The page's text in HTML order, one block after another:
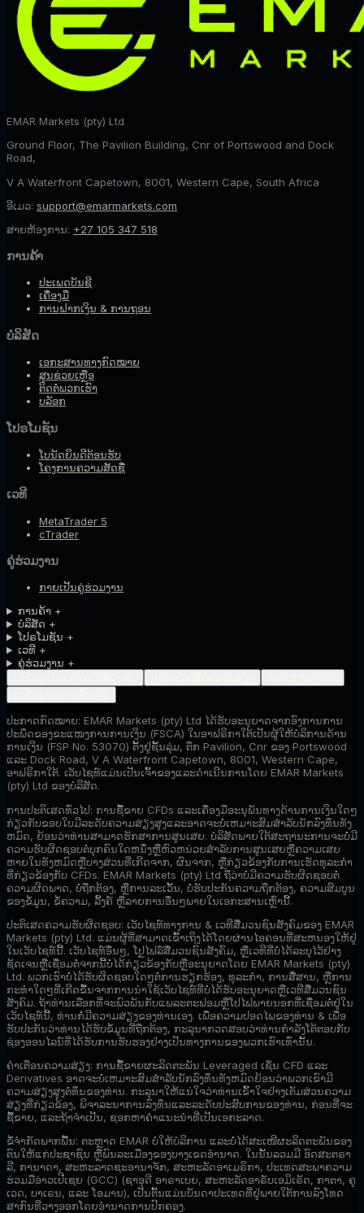
EMAR Markets (pty) Ltd
Ground Floor, The Pavilion Building, Cnr of Portswood and Dock
Road,
V A Waterfront Capetown, 8001, Western Cape, South Africa
ອີເມວ: support@emarmarkets.com
ສາຍຫ້ອງການ: +27 105 347 518
ການຄ້າ
ປະເພດບັນຊີ
ເຄື່ອງມື
ການຝາກເງິນ & ການຖອນ
ບໍລິສັດ
ເອກະສານທາງກົດໝາຍ
ສູນຊ່ວຍເຫຼືອ
ຕິດຕໍ່ພວກເຮົາ
ບລັອກ
ໂປຣໂມຊັນ
ໂບນັດຍິນດີຕ້ອນຮັບ
ໂຄງການຄວາມສັດຊື່
ເວທີ
MetaTrader 5
cTrader
ຄູ່ຮ່ວມງານ
ກາຍເປັນຄູ່ຮ່ວມງານ
ການຄ້າ +
ບໍລິສັດ +
ໂປຣໂມຊັນ +
ເວທີ +
ຄູ່ຮ່ວມງານ +
ປະກາດກົດໝາຍ: EMAR Markets (pty) Ltd ໄດ້ຮັບອະນຸຍາດຈາກອົງການການ
ປະພຶດຂອງຂະແໜງການການເງິນ (FSCA) ໃນອາຟຣິກາໃຕ້ເປັນຜູ້ໃຫ້ບໍລິການດ້ານ
ການເງິນ (FSP No. 53070) ຕັ້ງຢູ່ຊັ້ນລຸ່ມ, ຕຶກ Pavilion, Cnr ຂອງ Portswood
ແລະ Dock Road, V A Waterfront Capetown, 8001, Western Cape,
ອາຟຣິກາໃຕ້. ເວັບໄຊທ໌ແມ່ນເປັນເຈົ້າຂອງແລະດໍາເນີນການໂດຍ EMAR Markets
(pty) Ltd ຂອງບໍລິສັດ.
ການປະຕິເສດທົ່ວໄປ: ການຊື້ຂາຍ CFDs ແລະເຄື່ອງມືອະນຸພັນທາງດ້ານການເງິນໃດໆ
ກ່ຽວກັບຂອບໃບມີລະດັບຄວາມສ່ຽງສູງແລະອາດຈະບໍ່ເຫມາະສົມສໍາລັບນັກລົງທຶນທັງ
ຫມົດ, ຍ້ອນວ່າທ່ານສາມາດຮັກສາການສູນເສຍ. ບໍ​ລິ​ສັດ​ພາຍ​ໃຕ້​ສະ​ຖາ​ນະ​ການ​ຈະ​ບໍ່​ມີ​
ຄວາມ​ຮັບ​ຜິດ​ຊອບ​ຕໍ່​ບຸກ​ຄົນ​ໃດ​ຫນຶ່ງ​ຫຼື​ຫົວ​ຫນ່ວຍ​ສໍາ​ລັບ​ການ​ສູນ​ເສຍ​ຫຼື​ຄວາມ​ເສຍ​
ຫາຍ​ໃນ​ທັງ​ຫມົດ​ຫຼື​ບາງ​ສ່ວນ​ທີ່​ເກີດ​ຈາກ​, ຜົນ​ຈາກ​, ຫຼື​ກ່ຽວ​ຂ້ອງ​ກັບ​ການ​ເຮັດ​ທຸ​ລະ​ກໍາ​
ທີ່​ກ່ຽວ​ຂ້ອງ​ກັບ CFDs​. EMAR Markets (pty) Ltd ຖືວ່າບໍ່ມີຄວາມຮັບຜິດຊອບຕໍ່
ຄວາມຜິດພາດ, ບໍ່ຖືກຕ້ອງ, ຫຼືການລະເວັ້ນ, ບໍ່ຮັບປະກັນຄວາມຖືກຕ້ອງ, ຄວາມສົມບູນ
ຂອງຂໍ້ມູນ, ຂໍ້ຄວາມ, ລິ້ງຄ໌ ຫຼືລາຍການອື່ນໆພາຍໃນເອກະສານເຫຼົ່ານີ້.
ປະຕິເສດຄວາມຮັບຜິດຊອບ: ເວັບໄຊທ໌ທາງການ & ເວທີສື່ມວນຊົນສັງຄົມຂອງ EMAR
Markets (pty) Ltd. ແມ່ນຜູ້ທີ່ສາມາດເຂົ້າເຖິງໄດ້ໂດຍຜ່ານໄອຄອນທີ່ສະຫນອງໃຫ້ຢູ່
ໃນເວັບໄຊທ໌ນີ້. ເວັບໄຊທ໌ອື່ນໆ, ໂປຼໄຟລ໌ສື່ມວນຊົນສັງຄົມ, ຫຼືເວທີທີ່ບໍ່ໄດ້ລະບຸໄວ້ຢ່າງ
ຊັດເຈນຫຼືເຊື່ອມຕໍ່ຈາກນີ້ບໍ່ໄດ້ກ່ຽວຂ້ອງກັບຫຼືອະນຸຍາດໂດຍ EMAR Markets (pty)
Ltd. ພວກເຮົາບໍ່ໄດ້ຮັບຜິດຊອບໃດໆຕໍ່ການຮຽກຮ້ອງ, ທຸລະກໍາ, ການສື່ສານ, ຫຼືການ
ກະທໍາໃດໆທີ່ເກີດຂື້ນຈາກການນໍາໃຊ້ເວັບໄຊທ໌ທີ່ບໍ່ໄດ້ຮັບອະນຸຍາດຫຼືເວທີສື່ມວນຊົນ
ສັງຄົມ. ຖ້າທ່ານເລືອກທີ່ຈະພົວພັນກັບແພລະຕະຟອມຫຼືໂປໄຟພາຍນອກທີ່ເຊື່ອມຕໍ່ຢູ່ໃນ
ເວັບໄຊທ໌ນີ້, ທ່ານກໍ່ມີຄວາມສ່ຽງຂອງທ່ານເອງ. ເພື່ອຄວາມປອດໄພຂອງທ່ານ & ເພື່ອ
ຮັບປະກັນວ່າທ່ານໄດ້ຮັບຂໍ້ມູນທີ່ຖືກຕ້ອງ, ກະລຸນາກວດສອບວ່າທ່ານກໍາລັງໂຕ້ຕອບກັບ
ຊ່ອງອອນໄລນ໌ທີ່ໄດ້ຮັບການຮັບຮອງຢ່າງເປັນທາງການຂອງພວກເຮົາເທົ່ານັ້ນ.
ຄຳເຕືອນຄວາມສ່ຽງ: ການຊື້ຂາຍຜະລິດຕະພັນ Leveraged ເຊັ່ນ CFD ແລະ
Derivatives ອາດຈະບໍ່ເຫມາະສົມສໍາລັບນັກລົງທຶນທັງຫມົດຍ້ອນວ່າພວກເຂົາມີ
ຄວາມສ່ຽງສູງຕໍ່ທຶນຂອງທ່ານ. ກະລຸນາໃຫ້ແນ່ໃຈວ່າທ່ານເຂົ້າໃຈຢ່າງເຕັມສ່ວນຄວາມ
ສ່ຽງທີ່ກ່ຽວຂ້ອງ, ພິຈາລະນາການລົງທຶນແລະລະດັບປະສົບການຂອງທ່ານ, ກ່ອນທີ່ຈະ
ຊື້ຂາຍ, ແລະຖ້າຈໍາເປັນ, ຊອກຫາຄໍາແນະນໍາທີ່ເປັນເອກະລາດ.
ຂໍ້ຈໍາກັດພາກພື້ນ: ຕະຫຼາດ EMAR ບໍ່ໃຫ້ບໍລິການ ແລະບໍ່ໄດ້ສະເໜີຜະລິດຕະພັນຂອງ
ຕົນໃຫ້ແກ່ປະຊາຊົນ ຫຼືພົນລະເມືອງຂອງບາງເຂດອຳນາດ. ໃນນັ້ນລວມມີ ອົດສະຕຣາ
ລີ, ການາດາ, ສະຫະລາດຊະອານາຈັກ, ສະຫະລັດອາເມຣິກາ, ປະເທດສະພາຄວາມ
ຮ່ວມມືອ່າວເປີເຊຍ (GCC) (ຊາອຸດີ ອາຣາເບຍ, ສະຫະລັດອາຣັບເອມິເຣັດ, ກາຕາ, ຄູ
ເວດ, ບາເຣນ, ແລະ ໂອມານ), ເປັນຕົ້ນແມ່ນບັນດາປະເທດທີ່ຢູ່ພາຍໃຕ້ການລົງໂທດ
ສາກົນທີ່ວາງອອກໂດຍອຳນາດການປົກຄອງ.